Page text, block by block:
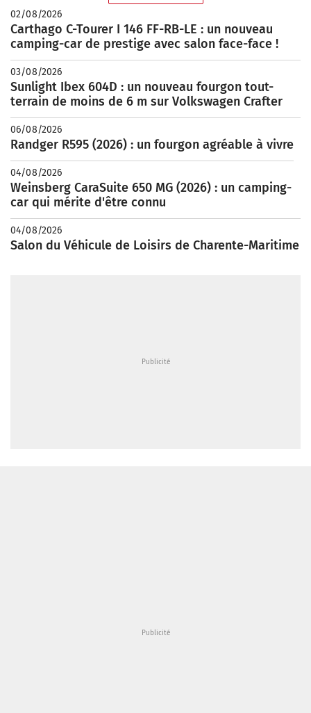
02/08/2026
Carthago C-Tourer I 146 FF-RB-LE : un nouveau
camping-car de prestige avec salon face-face !
03/08/2026
Sunlight Ibex 604D : un nouveau fourgon tout-
terrain de moins de 6 m sur Volkswagen Crafter
06/08/2026
Randger R595 (2026) : un fourgon agréable à vivre
04/08/2026
Weinsberg CaraSuite 650 MG (2026) : un camping-
car qui mérite d'être connu
04/08/2026
Salon du Véhicule de Loisirs de Charente-Maritime